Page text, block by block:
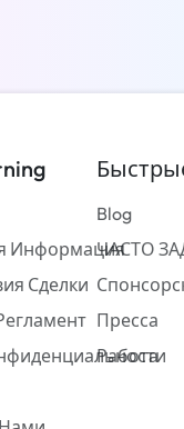
Информация
Сделки
Blog
ЧАСТО
Пресса
Работа